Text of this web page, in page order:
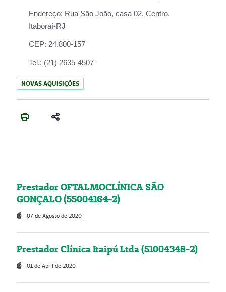
Endereço: Rua São João, casa 02, Centro,
Itaboraí-RJ
CEP: 24.800-157
Tel.: (21) 2635-4507
NOVAS AQUISIÇÕES
Prestador OFTALMOCLÍNICA SÃO
GONÇALO (55004164-2)
07 de Agosto de 2020
Prestador Clínica Itaipú Ltda (51004348-2)
01 de Abril de 2020